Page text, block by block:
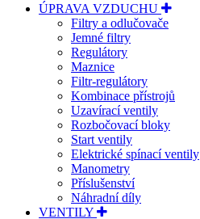
ÚPRAVA VZDUCHU
Filtry a odlučovače
Jemné filtry
Regulátory
Maznice
Filtr-regulátory
Kombinace přístrojů
Uzavírací ventily
Rozbočovací bloky
Start ventily
Elektrické spínací ventily
Manometry
Příslušenství
Náhradní díly
VENTILY